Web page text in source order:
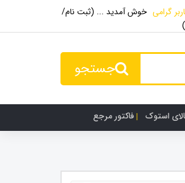
گرامی خوش آمدید ... (ثبت نام/
جستجو
استوک فاکتور مرجع